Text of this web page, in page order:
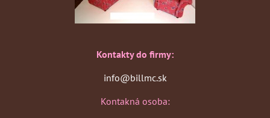
Kontakty do firmy:
info@billmc.sk
Kontakná osoba: